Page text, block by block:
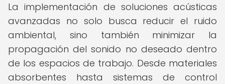
La implementación de soluciones acústicas
avanzadas no solo busca reducir el ruido
ambiental, sino también minimizar la
propagación del sonido no deseado dentro
de los espacios de trabajo. Desde materiales
absorbentes hasta sistemas de control